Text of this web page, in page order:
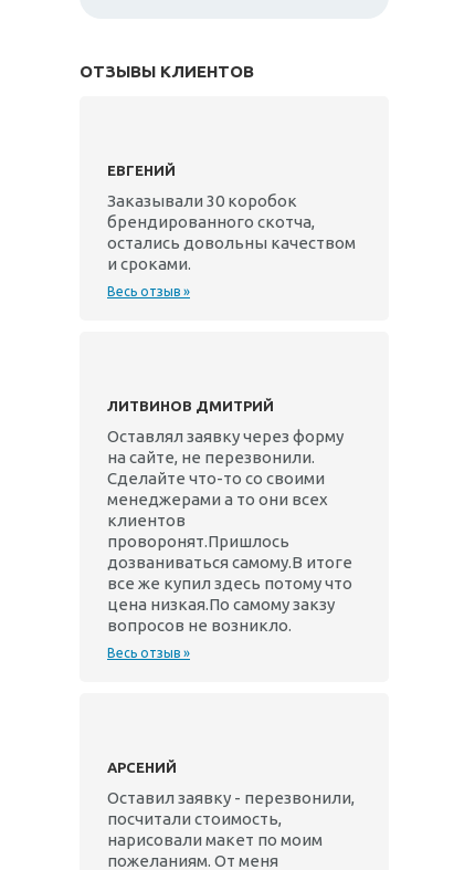
ОТЗЫВЫ КЛИЕНТОВ
ЕВГЕНИЙ
Заказывали 30 коробок
брендированного скотча,
остались довольны качеством
и сроками.
Весь отзыв »
ЛИТВИНОВ ДМИТРИЙ
Оставлял заявку через форму
на сайте, не перезвонили.
Сделайте что-то со своими
менеджерами а то они всех
клиентов
проворонят.Пришлось
дозваниваться самому.В итоге
все же купил здесь потому что
цена низкая.По самому закзу
вопросов не возникло.
Весь отзыв »
АРСЕНИЙ
Оставил заявку - перезвонили,
посчитали стоимость,
нарисовали макет по моим
пожеланиям. От меня